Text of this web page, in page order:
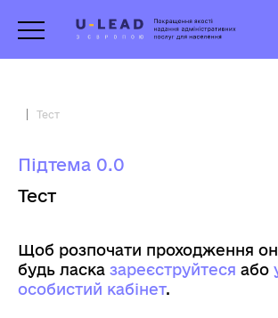
Тест
Підтема 0.0
Тест
Щоб розпочати проходження
будь ласка зареєструйтеся aбо
особистий кабінет.